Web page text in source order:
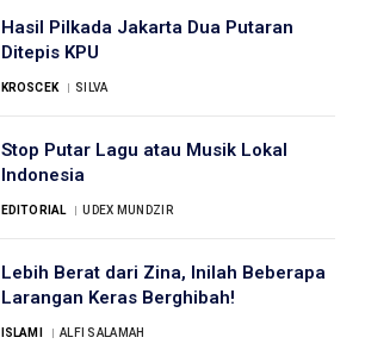
Hasil Pilkada Jakarta Dua Putaran
Ditepis KPU
KROSCEK SILVA
Stop Putar Lagu atau Musik Lokal
Indonesia
EDITORIAL UDEX MUNDZIR
Lebih Berat dari Zina, Inilah Beberapa
Larangan Keras Berghibah!
ISLAMI ALFI SALAMAH